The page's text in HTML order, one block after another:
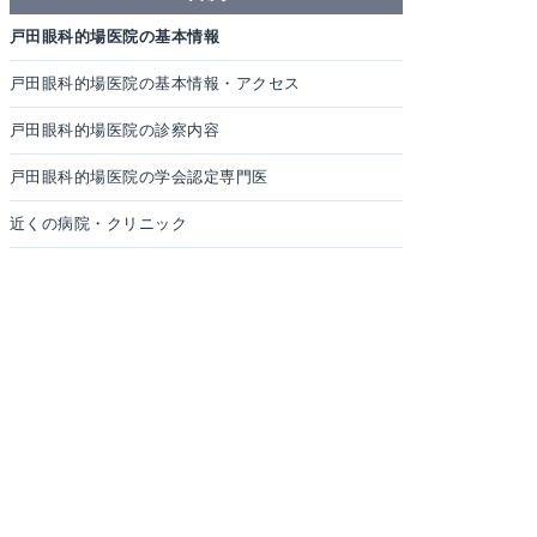
戸田眼科的場医院の基本情報
戸田眼科的場医院の基本情報・アクセス
戸田眼科的場医院の診察内容
戸田眼科的場医院の学会認定専門医
近くの病院・クリニック